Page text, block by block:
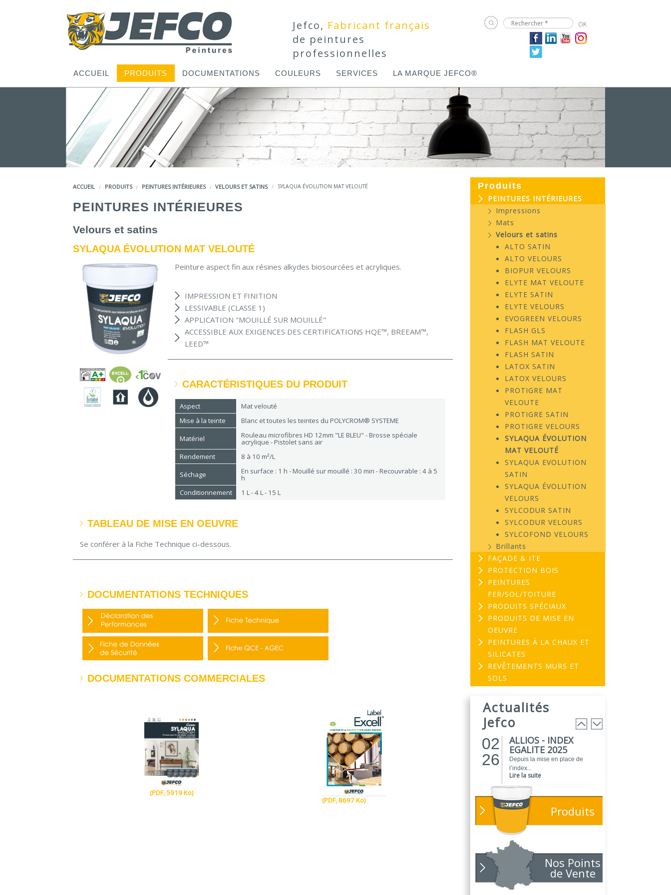
Jefco, Fabricant français
de peintures
professionnelles
ACCUEIL PRODUITS DOCUMENTATIONS COULEURS SERVICES LA MARQUE JEFCO®
ACCUEIL PRODUITS PEINTURES INTÉRIEURES VELOURS ET SATINS SYLAQUA ÉVOLUTION MAT VELOUTÉ
PEINTURES INTÉRIEURES
Velours et satins
SYLAQUA ÉVOLUTION MAT VELOUTÉ
Peinture aspect fin aux résines alkydes biosourcées et acryliques.
IMPRESSION ET FINITION
LESSIVABLE (CLASSE 1)
APPLICATION "MOUILLÉ SUR MOUILLÉ"
ACCESSIBLE AUX EXIGENCES DES CERTIFICATIONS HQE™, BREEAM™,
LEED™
CARACTÉRISTIQUES DU PRODUIT
Aspect
Mat velouté
Mise à la teinte
Blanc et toutes les teintes du POLYCROM® SYSTEME
Matériel
Rouleau microfibres HD 12mm "LE BLEU" - Brosse spéciale
acrylique - Pistolet sans air
Rendement
8 à 10 m²/L
Séchage
En surface : 1 h - Mouillé sur mouillé : 30 min - Recouvrable : 4 à 5
h
Conditionnement
1 L - 4 L - 15 L
TABLEAU DE MISE EN OEUVRE
Se conférer à la Fiche Technique ci-dessous.
DOCUMENTATIONS TECHNIQUES
DOCUMENTATIONS COMMERCIALES
(PDF, 5919 Ko)
(PDF, 8697 Ko)
Produits
PEINTURES INTÉRIEURES
Impressions
Mats
Velours et satins
ALTO SATIN
ALTO VELOURS
BIOPUR VELOURS
ELYTE MAT VELOUTE
ELYTE SATIN
ELYTE VELOURS
EVOGREEN VELOURS
FLASH GLS
FLASH MAT VELOUTE
FLASH SATIN
LATOX SATIN
LATOX VELOURS
PROTIGRE MAT
VELOUTE
PROTIGRE SATIN
PROTIGRE VELOURS
SYLAQUA ÉVOLUTION
MAT VELOUTÉ
SYLAQUA EVOLUTION
SATIN
SYLAQUA ÉVOLUTION
VELOURS
SYLCODUR SATIN
SYLCODUR VELOURS
SYLCOFOND VELOURS
Brillants
FAÇADE & ITE
PROTECTION BOIS
PEINTURES
FER/SOL/TOITURE
PRODUITS SPÉCIAUX
PRODUITS DE MISE EN
OEUVRE
PEINTURES À LA CHAUX ET
SILICATES
REVÊTEMENTS MURS ET
SOLS
Actualités
Jefco
03
Peinture
EVOGREEN est une gamme de
Lire la suite
02
26
ALLIOS - INDEX
EGALITE 2025
Depuis la mise en place de
l’index...
Lire la suite
01
26
ATELIER DU
PEINTRE 2026 !
Parce que chaque chantier
compte, nous...
Lire la suite
01
26
NOUVEAUTÉ
POLARIS
Toujours soucieux des besoins
Lire la suite
Produits
Nos Points
de Vente